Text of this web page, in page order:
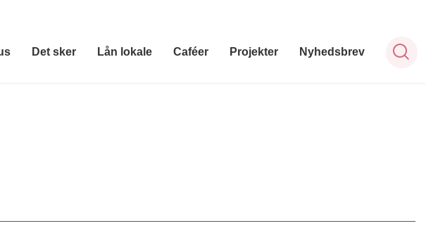
Det sker Lån lokale Caféer Projekter Nyhedsbrev